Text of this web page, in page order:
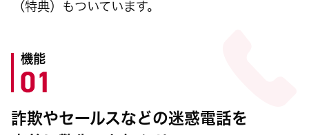
（特典）もついています。
機能
詐欺やセールスなどの迷惑電話を